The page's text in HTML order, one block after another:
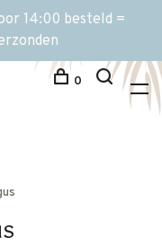
14:00 besteld =
0